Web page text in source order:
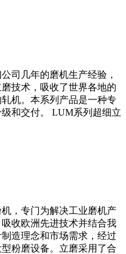
司几年的磨机生产经验，
技术，吸收了世界各地的
机。本系列产品是一种专
和交付。 LUM系列超细立
，专门为解决工业磨机产
收欧洲先进技术并结合我
造理念和市场需求，经过
粉磨设备。立磨采用了合